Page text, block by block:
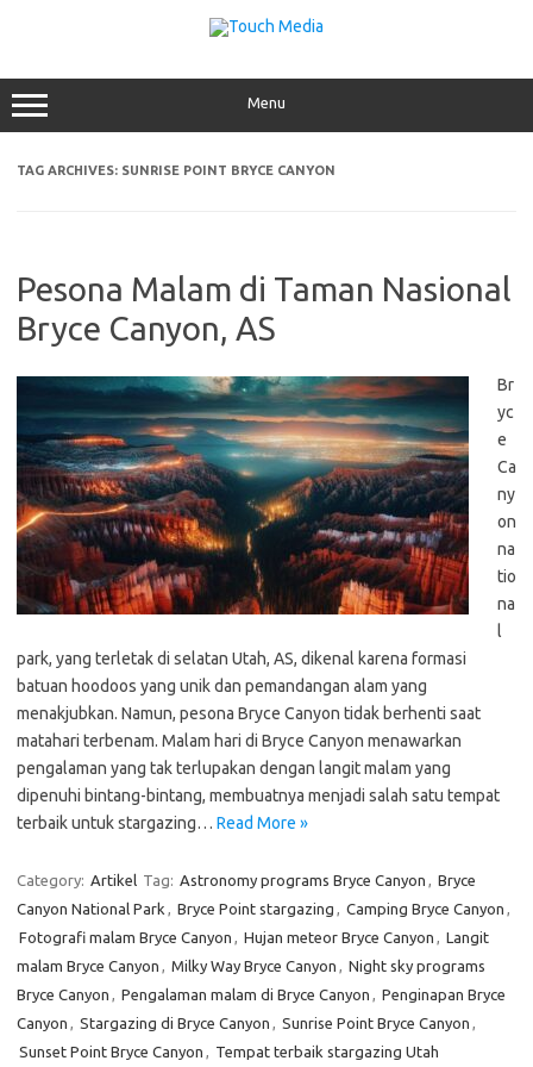
Menu
TAG ARCHIVES: SUNRISE POINT BRYCE CANYON
Pesona Malam di Taman Nasional
Bryce Canyon, AS
Br
yc
e
Ca
ny
on
na
tio
na
l
park, yang terletak di selatan Utah, AS, dikenal karena formasi
batuan hoodoos yang unik dan pemandangan alam yang
menakjubkan. Namun, pesona Bryce Canyon tidak berhenti saat
matahari terbenam. Malam hari di Bryce Canyon menawarkan
pengalaman yang tak terlupakan dengan langit malam yang
dipenuhi bintang-bintang, membuatnya menjadi salah satu tempat
terbaik untuk stargazing… Read More »
Category: Artikel Tag: Astronomy programs Bryce Canyon , Bryce
Canyon National Park , Bryce Point stargazing , Camping Bryce Canyon ,
Fotografi malam Bryce Canyon , Hujan meteor Bryce Canyon , Langit
malam Bryce Canyon , Milky Way Bryce Canyon , Night sky programs
Bryce Canyon , Pengalaman malam di Bryce Canyon , Penginapan Bryce
Canyon , Stargazing di Bryce Canyon , Sunrise Point Bryce Canyon ,
Sunset Point Bryce Canyon , Tempat terbaik stargazing Utah